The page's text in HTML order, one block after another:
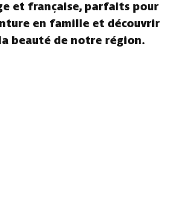
et française, parfaits pour
en famille et découvrir
beauté de notre région.